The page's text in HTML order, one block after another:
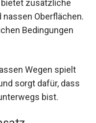
zusätzliche
Oberflächen.
Bedingungen
Wegen spielt
sorgt dafür, dass
bist.